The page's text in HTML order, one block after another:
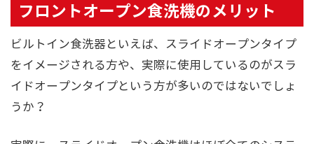
フロントオープン食洗機のメリット
ビルトイン食洗器といえば、スライドオープンタイプ
をイメージされる方や、実際に使用しているのがスラ
イドオープンタイプという方が多いのではないでしょ
うか？